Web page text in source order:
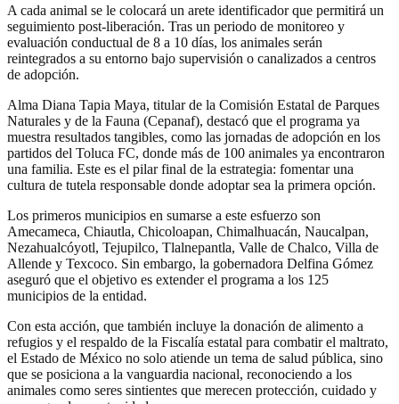
A cada animal se le colocará un arete identificador que permitirá un
seguimiento post-liberación. Tras un periodo de monitoreo y
evaluación conductual de 8 a 10 días, los animales serán
reintegrados a su entorno bajo supervisión o canalizados a centros
de adopción.
Alma Diana Tapia Maya, titular de la Comisión Estatal de Parques
Naturales y de la Fauna (Cepanaf), destacó que el programa ya
muestra resultados tangibles, como las jornadas de adopción en los
partidos del Toluca FC, donde más de 100 animales ya encontraron
una familia. Este es el pilar final de la estrategia: fomentar una
cultura de tutela responsable donde adoptar sea la primera opción.
Los primeros municipios en sumarse a este esfuerzo son
Amecameca, Chiautla, Chicoloapan, Chimalhuacán, Naucalpan,
Nezahualcóyotl, Tejupilco, Tlalnepantla, Valle de Chalco, Villa de
Allende y Texcoco. Sin embargo, la gobernadora Delfina Gómez
aseguró que el objetivo es extender el programa a los 125
municipios de la entidad.
Con esta acción, que también incluye la donación de alimento a
refugios y el respaldo de la Fiscalía estatal para combatir el maltrato,
el Estado de México no solo atiende un tema de salud pública, sino
que se posiciona a la vanguardia nacional, reconociendo a los
animales como seres sintientes que merecen protección, cuidado y